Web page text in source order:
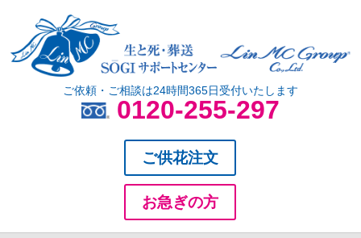
ご依頼・ご相談は24時間365日受付いたします
0120-255-297
ご供花注文
お急ぎの方